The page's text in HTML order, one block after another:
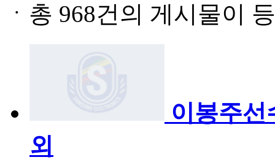
ㆍ 총 968건의 게시물이
이봉주선
외